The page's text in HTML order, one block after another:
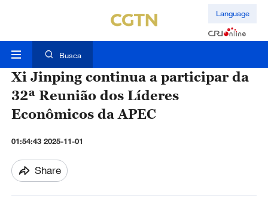
Language
Busca
Xi Jinping continua a participar da
32ª Reunião dos Líderes
Econômicos da APEC
01:54:43 2025-11-01
Share